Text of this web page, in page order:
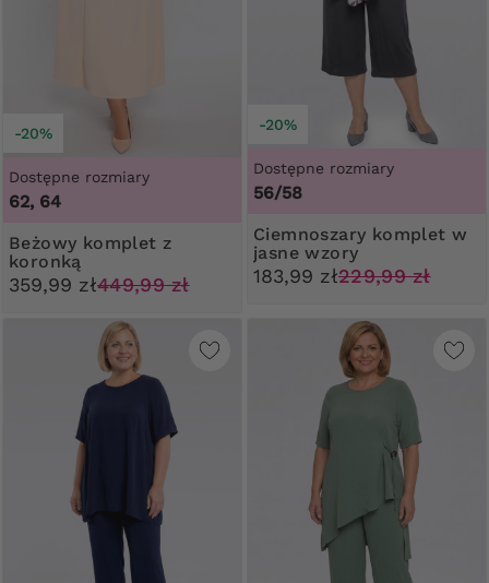
-20%
Dostępne rozmiary
62, 64
Beżowy komplet z
koronką
359,99 zł449,99 zł
-20%
Dostępne rozmiary
56/58
Ciemnoszary komplet w
jasne wzory
183,99 zł229,99 zł